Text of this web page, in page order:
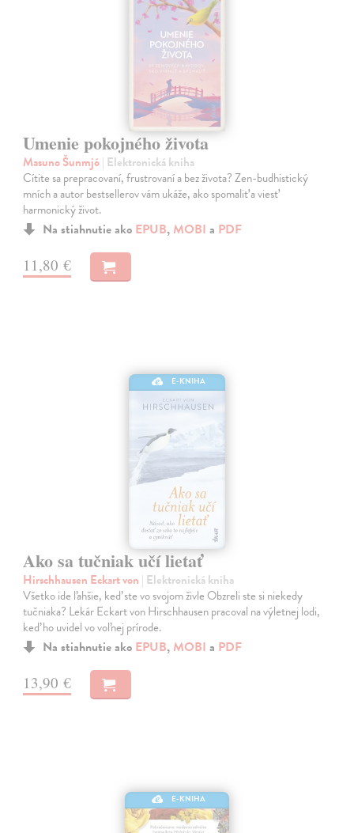
Umenie pokojného života
Masuno Šunmjó| Elektronická kniha
Cítite sa prepracovaní, frustrovaní a bez života? Zen-budhistický
mních a autor bestsellerov vám ukáže, ako spomaliť a viesť
harmonický život.
Na stiahnutie ako EPUB, MOBI a PDF
11,80 €
E-KNIHA
Ako sa tučniak učí lietať
Hirschhausen Eckart von | Elektronická kniha
Všetko ide ľahšie, keď ste vo svojom živle Obzreli ste si niekedy
tučniaka? Lekár Eckart von Hirschhausen pracoval na výletnej lodi,
keď ho uvidel vo voľnej prírode.
Na stiahnutie ako EPUB, MOBI a PDF
13,90 €
E-KNIHA